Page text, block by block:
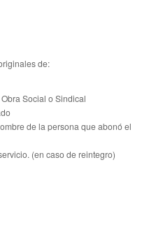
de:
Social o Sindical
de la persona que abonó el
. (en caso de reintegro)